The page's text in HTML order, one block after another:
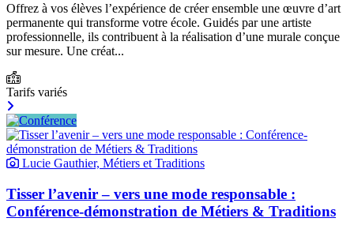
Offrez à vos élèves l’expérience de créer ensemble une œuvre d’art
permanente qui transforme votre école. Guidés par une artiste
professionnelle, ils contribuent à la réalisation d’une murale conçue
sur mesure. Une créat...
Tarifs variés
Lucie Gauthier, Métiers et Traditions
Tisser l’avenir – vers une mode responsable :
Conférence-démonstration de Métiers & Traditions